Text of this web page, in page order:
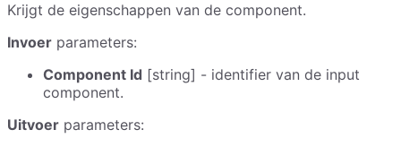
Krijgt de eigenschappen van de component.
Invoer parameters:
Component Id [string] - identifier van de input
component.
Uitvoer parameters: